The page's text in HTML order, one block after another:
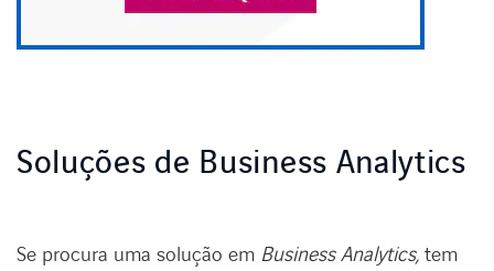
Soluções de Business Analytics
Se procura uma solução em Business Analytics, tem